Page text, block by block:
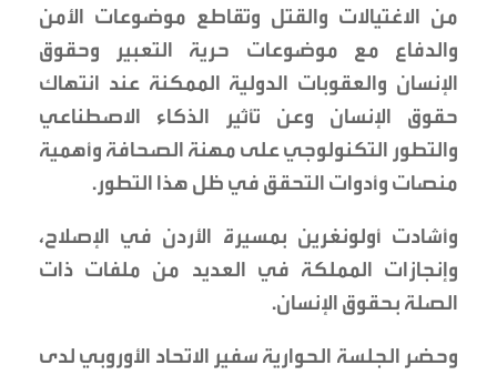
من الاغتيالات والقتل وتقاطع موضوعات الأمن
والدفاع مع موضوعات حرية التعبير وحقوق
الإنسان والعقوبات الدولية الممكنة عند انتهاك
حقوق الإنسان وعن تأثير الذكاء الاصطناعي
والتطور التكنولوجي على مهنة الصحافة وأهمية
منصات وأدوات التحقق في ظل هذا التطور.
وأشادت أولونغرين بمسيرة الأردن في الإصلاح،
وإنجازات المملكة في العديد من ملفات ذات
الصلة بحقوق الإنسان.
وحضر الجلسة الحوارية سفير الاتحاد الأوروبي لدى